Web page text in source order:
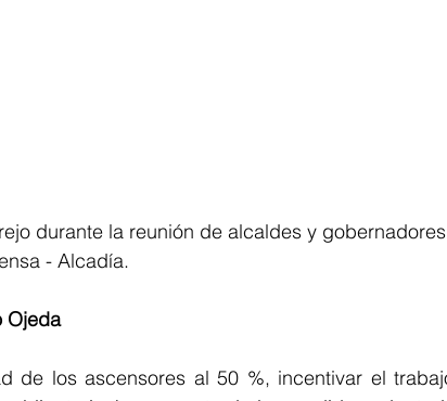
durante la reunión de alcaldes y
- Alcadía.
Ojeda
de los ascensores al 50 %, incentivar el